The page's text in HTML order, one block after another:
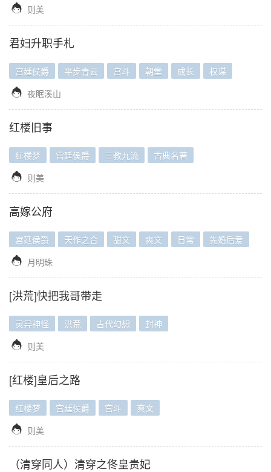
 则美
君妇升职手札
宫廷侯爵 平步青云 宫斗 朝堂 成长 权谋
 夜眠溪山
红楼旧事
红楼梦 宫廷侯爵 三教九流 古典名著
 则美
高嫁公府
宫廷侯爵 天作之合 甜文 爽文 日常 先婚后爱
 月明珠
[洪荒]快把我哥带走
灵异神怪 洪荒 古代幻想 封神
 则美
[红楼]皇后之路
红楼梦 宫廷侯爵 宫斗 爽文
 则美
（清穿同人）清穿之佟皇贵妃